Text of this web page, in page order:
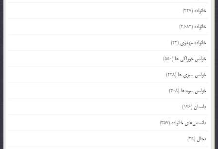
خانواده (227)
خانواده (2,682)
خانواده مهدوی (22)
خواص خوراکی ها (550)
خواص سبزی ها (228)
خواص میوه ها (308)
داستان(146)
دانستنی‌های خانواده (357)
دجال (29)